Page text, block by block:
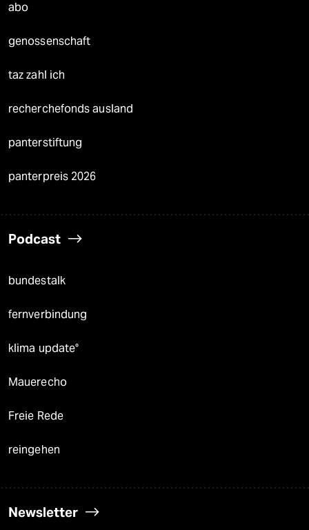
abo
genossenschaft
taz zahl ich
recherchefonds ausland
panterstiftung
panterpreis 2026
Podcast
bundestalk
fernverbindung
klima update°
Mauerecho
Freie Rede
reingehen
Newsletter